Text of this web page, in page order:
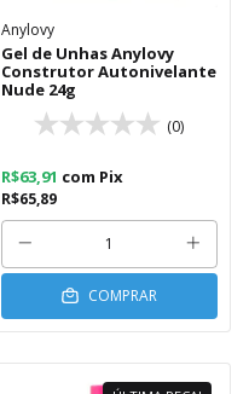
Anylovy
Gel de Unhas Anylovy
Construtor Autonivelante
Nude 24g
(0)
R$65,89
R$63,91 com Pix
COMPRAR